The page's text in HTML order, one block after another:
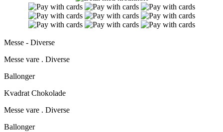
Messe - Diverse
Messe vare . Diverse
Ballonger
Kvadrat Chokolade
Messe vare . Diverse
Ballonger